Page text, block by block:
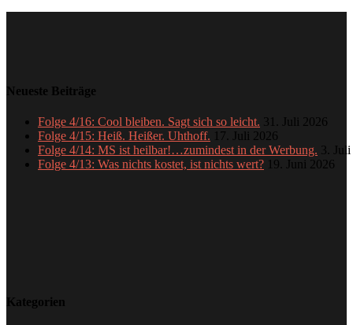
Neueste Beiträge
Folge 4/16: Cool bleiben. Sagt sich so leicht. 31. Juli 2026
Folge 4/15: Heiß. Heißer. Uhthoff. 17. Juli 2026
Folge 4/14: MS ist heilbar!…zumindest in der Werbung. 3.
Folge 4/13: Was nichts kostet, ist nichts wert? 19. Juni 2026
Kategorien